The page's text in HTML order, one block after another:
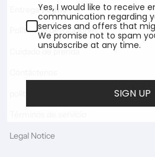
Entrega y envío
Política de devoluciones
Cuidado de prenda
Legal Notice
Yes, I would like to receive
communication regarding
services and offers that
We promise not to spam
unsubscribe at any time.
SIGN UP